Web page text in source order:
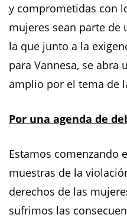
y comprometidas con
mujeres sean parte de
la que junto a la
para Vannesa, se abra
amplio por el tema de
Por una agenda de
Estamos comenzando
muestras de la
derechos de las
sufrimos las